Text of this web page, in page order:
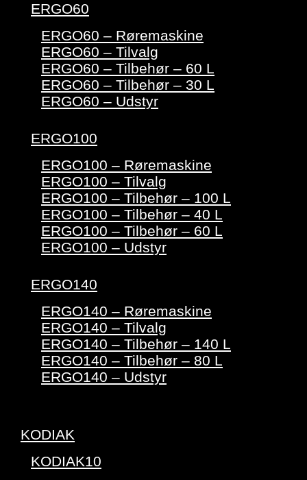
ERGO60
ERGO60 – Røremaskine
ERGO60 – Tilvalg
ERGO60 – Tilbehør – 60 L
ERGO60 – Tilbehør – 30 L
ERGO60 – Udstyr
ERGO100
ERGO100 – Røremaskine
ERGO100 – Tilvalg
ERGO100 – Tilbehør – 100 L
ERGO100 – Tilbehør – 40 L
ERGO100 – Tilbehør – 60 L
ERGO100 – Udstyr
ERGO140
ERGO140 – Røremaskine
ERGO140 – Tilvalg
ERGO140 – Tilbehør – 140 L
ERGO140 – Tilbehør – 80 L
ERGO140 – Udstyr
KODIAK
KODIAK10